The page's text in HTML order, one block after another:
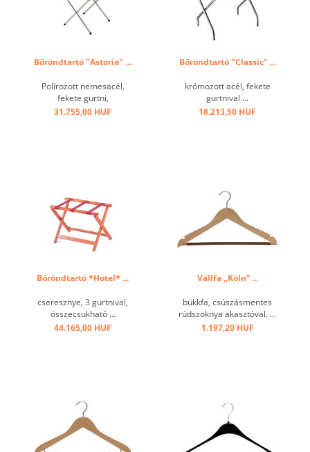
Bőröndtartó "Astoria" ...
Polírozott nemesacél,
fekete gurtni,
összecsukható, 10 cm-s
31.755,00 HUF
Bőröndtartó "Classic" ...
krómozott acél, fekete
gurtnival ...
18.213,50 HUF
Bőröndtartó *Hotel* ...
cseresznye, 3 gurtnival,
összecsukható ...
44.165,00 HUF
Vállfa „Köln” ...
bükkfa, csúszásmentes
rúdszoknya akasztóval. ...
1.197,20 HUF